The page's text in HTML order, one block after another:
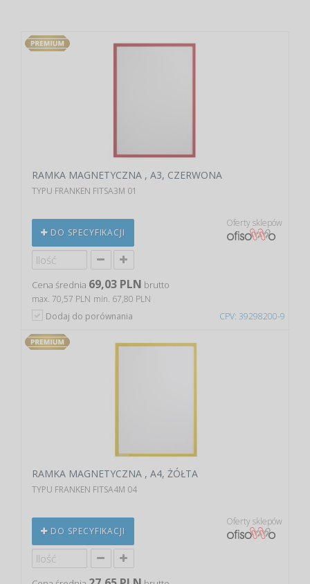
CPV: 39298200-9
RAMKA MAGNETYCZNA , A3, CZERWONA
TYPU FRANKEN FITSA3M 01
DO SPECYFIKACJI
Oferty sklepów
Cena średnia 69,03 PLN brutto
max. 70,57 PLN min. 67,80 PLN
Dodaj do porównania
RAMKA MAGNETYCZNA , A4, ŻÓŁTA
TYPU FRANKEN FITSA4M 04
DO SPECYFIKACJI
Oferty sklepów